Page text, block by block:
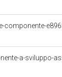
a-sviluppo-